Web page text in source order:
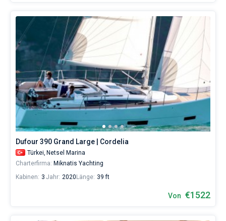
Dufour 390 Grand Large | Cordelia
Türkei, Netsel Marina
Charterfirma: Miknatis Yachting
Kabinen: 3 Jahr: 2020 Länge: 39 ft
Von €1522